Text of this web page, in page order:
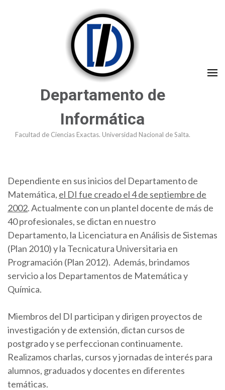
Departamento de
Informática
Facultad de Ciencias Exactas. Universidad Nacional de Salta.
Dependiente en sus inicios del Departamento de
Matemática, el DI fue creado el 4 de septiembre de
2002. Actualmente con un plantel docente de más de
40 profesionales, se dictan en nuestro
Departamento, la Licenciatura en Análisis de Sistemas
(Plan 2010) y la Tecnicatura Universitaria en
Programación (Plan 2012). Además, brindamos
servicio a los Departamentos de Matemática y
Química.
Miembros del DI participan y dirigen proyectos de
investigación y de extensión, dictan cursos de
postgrado y se perfeccionan continuamente.
Realizamos charlas, cursos y jornadas de interés para
alumnos, graduados y docentes en diferentes
temáticas.